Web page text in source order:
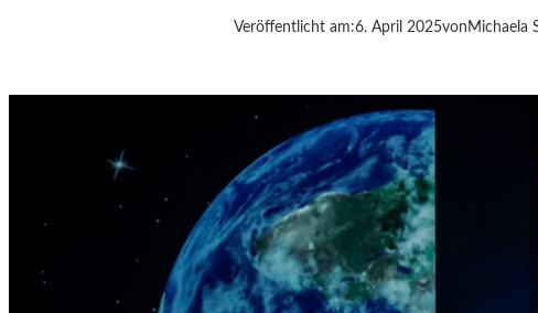
Veröffentlicht am:6. April 2025von Michaela